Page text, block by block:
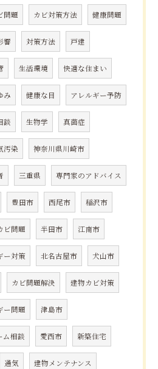
問題 カビ対策方法 健康問題
響 対策方法 戸建
生活環境 快適な住まい
み 健康な目 アレルギー予防
談 生物学 真菌症
汚染 神奈川県川崎市
三重県 専門家のアドバイス
豊田市 西尾市 稲沢市
ビ問題 半田市 江南市
ー対策 北名古屋市 犬山市
カビ問題解決 建物カビ対策
ー問題 津島市
ム相談 愛西市 新築住宅
通気 建物メンテナンス